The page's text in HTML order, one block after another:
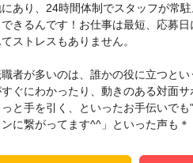
あり、24時間体制でスタッフが常
きるんです！お仕事は最短、応募
ストレスもありません。
者が多いのは、誰かの役に立つと
ぐにわかったり、動きのある対面サ
っと手を引く、といったお手伝いで
に繋がってます^^」といった声も＊